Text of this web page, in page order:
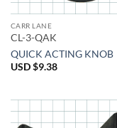
CARR LANE
CL-3-QAK
QUICK ACTING KNOB
USD $9.38